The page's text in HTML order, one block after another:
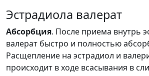
Эстрадиола валерат
Абсорбция. После приема внутрь
валерат быстро и полностью
Расщепление на эстрадиол и
происходит в ходе всасывания в